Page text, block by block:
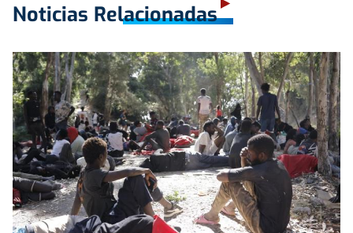
Noticias Relacionadas